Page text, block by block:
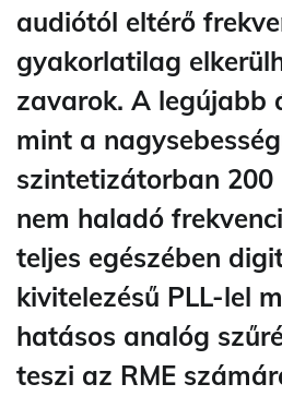
audiótól eltérő
gyakorlatilag
zavarok. A legújabb
mint a
szintetizátorban 200
nem haladó
teljes egészében
kivitelezésű PLL-lel
hatásos analóg
teszi az RME